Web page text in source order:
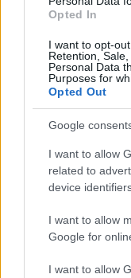
Opted In
I want to opt-
Retention,
Personal Data
Purposes for
Opted Out
Google
I want to allow
related to
device
I want to allow
Google for
I want to allow
Schmidt
szerint a
kutatók
kutatói és